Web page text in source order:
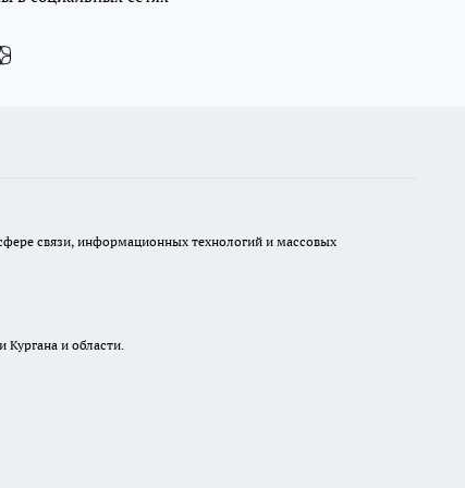
связи, информационных технологий и массовых
и области.